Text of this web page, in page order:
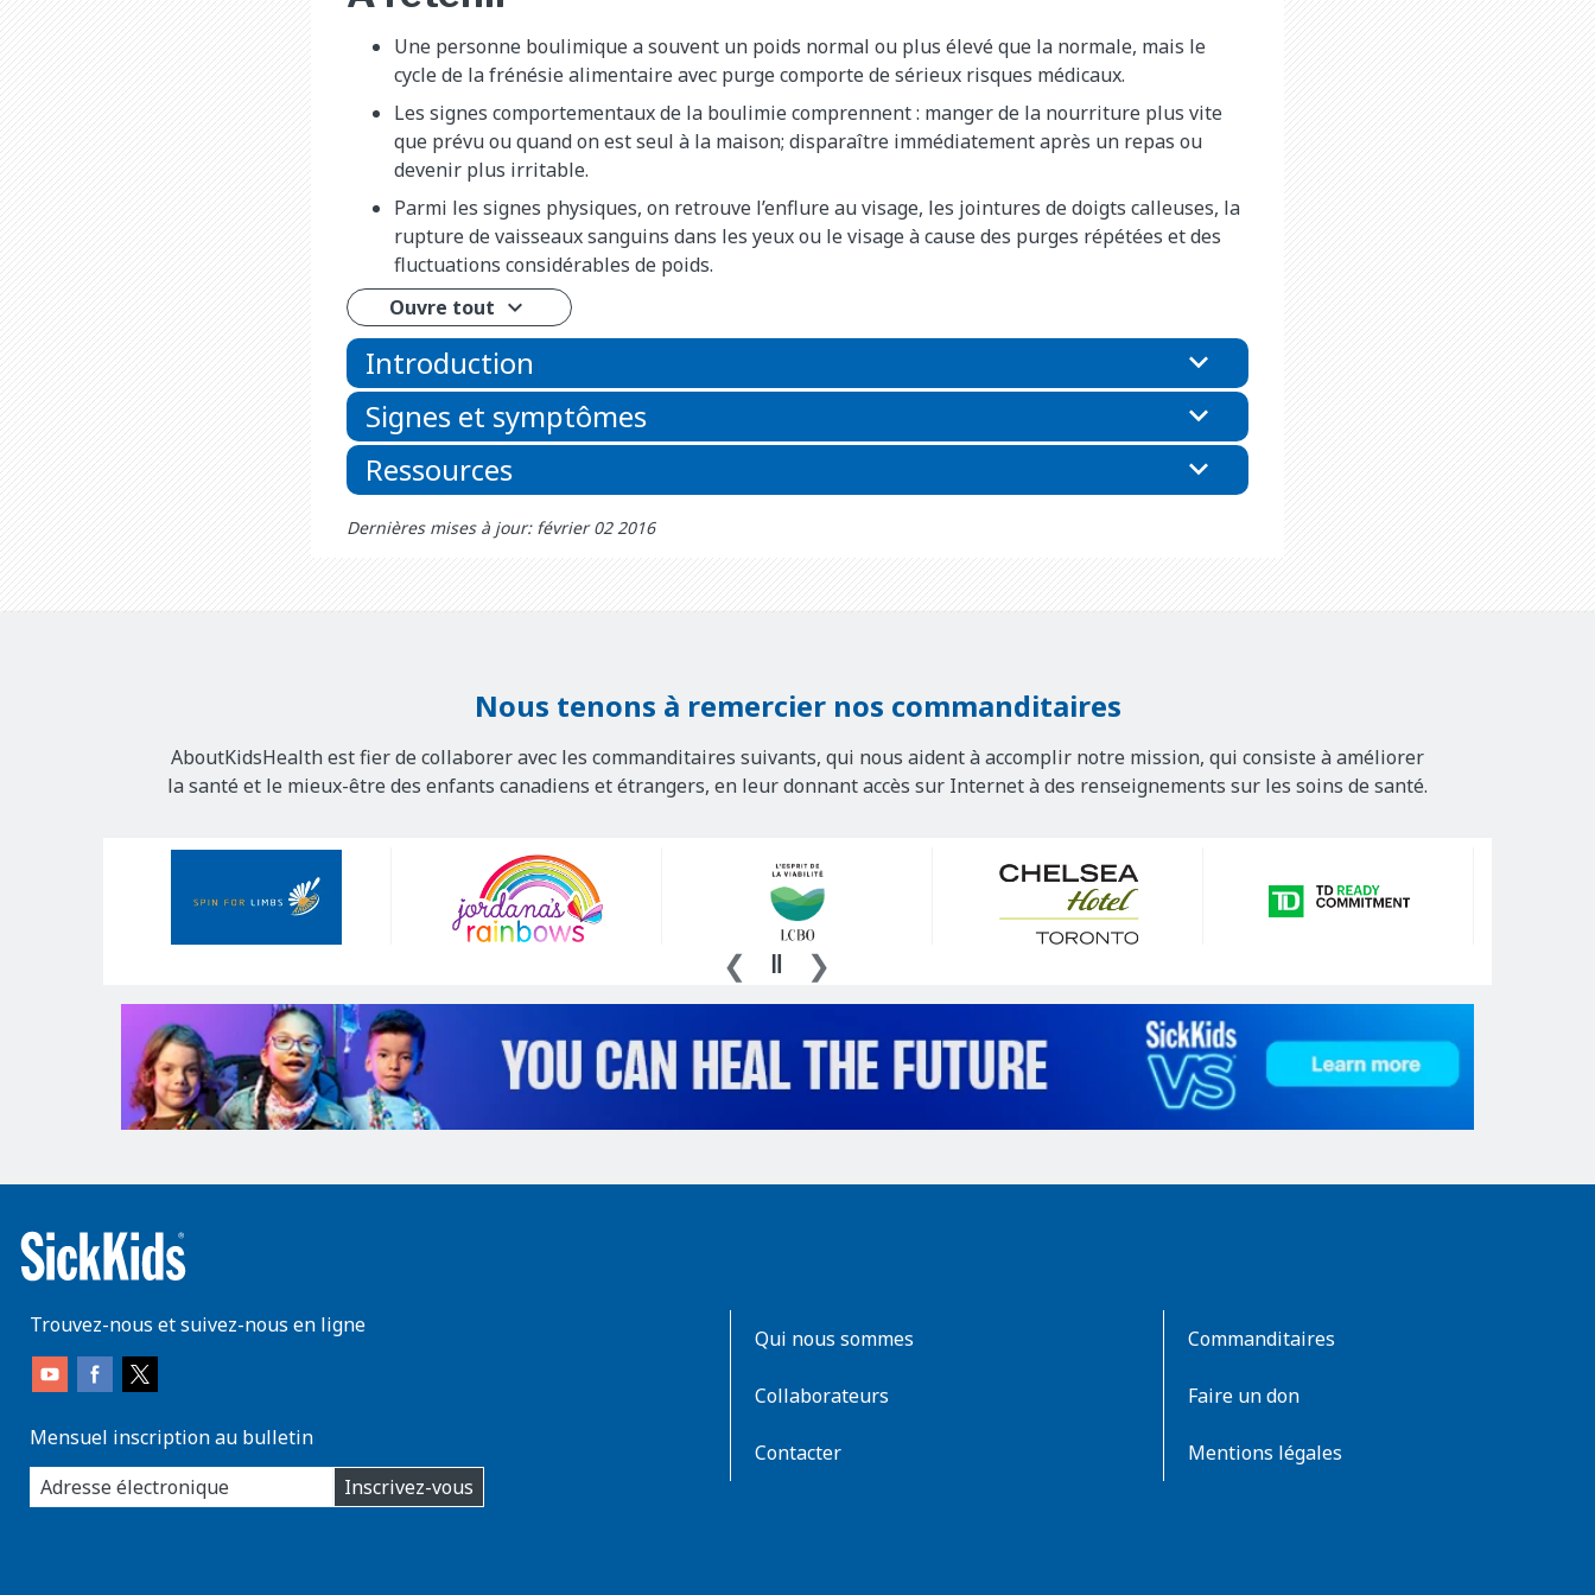
Une personne boulimique a souvent un poids normal ou plus élevé que la normale, mais le
cycle de la frénésie alimentaire avec purge comporte de sérieux risques médicaux.
Les signes comportementaux de la boulimie comprennent : manger de la nourriture plus vite
que prévu ou quand on est seul à la maison; disparaître immédiatement après un repas ou
devenir plus irritable.
Parmi les signes physiques, on retrouve l’enflure au visage, les jointures de doigts calleuses, la
rupture de vaisseaux sanguins dans les yeux ou le visage à cause des purges répétées et des
fluctuations considérables de poids.
Ouvre tout
Introduction
Signes et symptômes
Ressources
Dernières mises à jour: février 02 2016
Nous tenons à remercier nos commanditaires
AboutKidsHealth est fier de collaborer avec les commanditaires suivants, qui nous aident à accomplir notre mission, qui consiste à améliorer
la santé et le mieux-être des enfants canadiens et étrangers, en leur donnant accès sur Internet à des renseignements sur les soins de santé.
Trouvez-nous et suivez-nous en ligne
Mensuel inscription au bulletin
enter
you
email
Inscrivez-vous
Qui nous sommes
Collaborateurs
Contacter
Commanditaires
Faire un don
Mentions légales